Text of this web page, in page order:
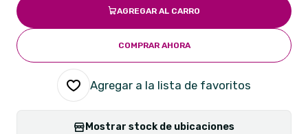
AGREGAR AL CARRO
COMPRAR AHORA
Agregar a la lista de favoritos
Mostrar stock de ubicaciones